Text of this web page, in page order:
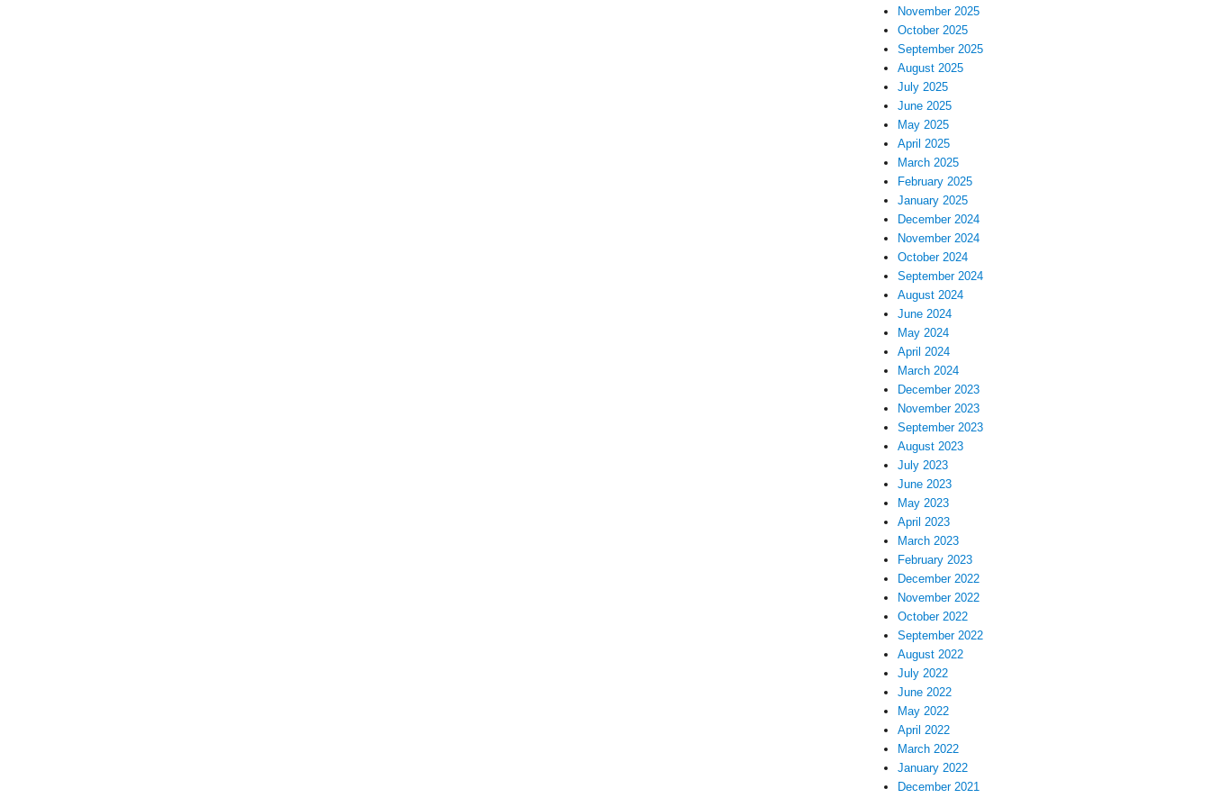
November 2025
October 2025
September 2025
August 2025
July 2025
June 2025
May 2025
April 2025
March 2025
February 2025
January 2025
December 2024
November 2024
October 2024
September 2024
August 2024
June 2024
May 2024
April 2024
March 2024
December 2023
November 2023
September 2023
August 2023
July 2023
June 2023
May 2023
April 2023
March 2023
February 2023
December 2022
November 2022
October 2022
September 2022
August 2022
July 2022
June 2022
May 2022
April 2022
March 2022
January 2022
December 2021